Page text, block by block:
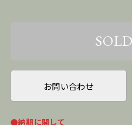
お問い合わせ
●納期に関して